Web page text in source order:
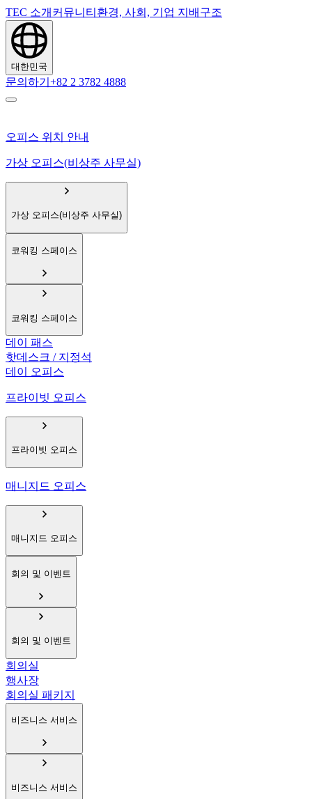
TEC 소개 커뮤니티 환경, 사회, 기업 지배구조
대한민국
문의하기 +82 2 3782 4888
오피스 위치 안내
가상 오피스(비상주 사무실)
가상 오피스(비상주 사무실)
코워킹 스페이스
코워킹 스페이스
데이 패스
핫데스크 / 지정석
데이 오피스
프라이빗 오피스
프라이빗 오피스
매니지드 오피스
매니지드 오피스
회의 및 이벤트
회의 및 이벤트
회의실
행사장
회의실 패키지
비즈니스 서비스
비즈니스 서비스